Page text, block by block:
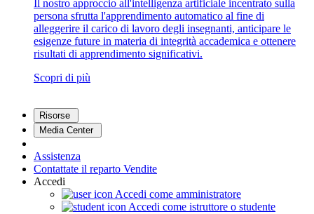
Il nostro approccio all'intelligenza artificiale incentrato sulla
persona sfrutta l'apprendimento automatico al fine di
alleggerire il carico di lavoro degli insegnanti, anticipare le
esigenze future in materia di integrità accademica e ottenere
risultati di apprendimento significativi.
Scopri di più
Risorse
Media Center
Assistenza
Contattate il reparto Vendite
Accedi
Accedi come amministratore
Accedi come istruttore o studente